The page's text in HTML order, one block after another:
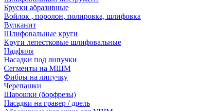
Бруски абразивные
Войлок , поролон, полировка, шлифовка
Вулканит
Шлифовальные круги
Круги лепестковые шлифовальные
Надфиля
Насадки под липучки
Сегменты на МШМ
Фибры на липучку
Черепашки
Шарошки (борфрезы)
Насадки на гравер / дрель